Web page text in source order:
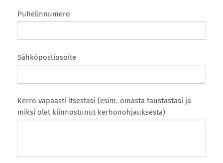
Puhelinnumero
Sähköpostiosoite
Kerro vapaasti itsestäsi (esim. omasta taustastasi ja
miksi olet kiinnostunut kerhonohjauksesta)